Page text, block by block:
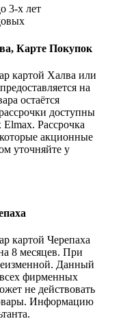
3-х лет
Карте Покупок
картой Халва или
на
остаётся
доступны
Рассрочка
акционные
уточняйте у
картой Черепаха
8 месяцев. При
Данный
фирменных
не действовать
Информацию